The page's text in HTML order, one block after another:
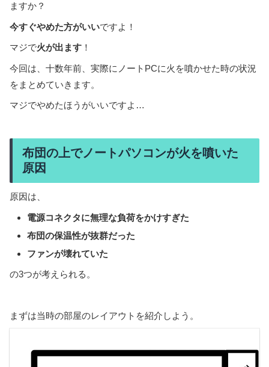
ますか？
今すぐやめた方がいいですよ！
マジで火が出ます ！
今回は、十数年前、実際にノートPCに火を噴かせた時の状況
をまとめていきます。
マジでやめたほうがいいですよ…
布団の上でノートパソコンが火を噴いた
原因
原因は、
電源コネクタに無理な負荷をかけすぎた
布団の保温性が抜群だった
ファンが壊れていた
の3つが考えられる。
まずは当時の部屋のレイアウトを紹介しよう。